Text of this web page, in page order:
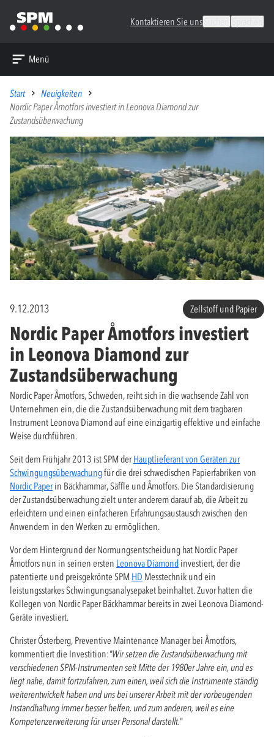
Kontaktieren Sie uns
Menü
Start
Neuigkeiten
Nordic Paper Åmotfors investiert in Leonova Diamond zur
Zustandsüberwachung
9.12.2013 Zellstoff und Papier
Nordic Paper Åmotfors investiert
in Leonova Diamond zur
Zustandsüberwachung
Nordic Paper Åmotfors, Schweden, reiht sich in die wachsende Zahl von
Unternehmen ein, die die Zustandsüberwachung mit dem tragbaren
Instrument Leonova Diamond auf eine einzigartig effektive und einfache
Weise durchführen.
Seit dem Frühjahr 2013 ist SPM derHauptlieferant von Geräten zur
Schwingungsüberwachungfür die drei schwedischen Papierfabriken von
Nordic Paperin Bäckhammar, Säffle und Åmotfors. Die Standardisierung
der Zustandsüberwachung zielt unter anderem darauf ab, die Arbeit zu
erleichtern und einen einfacheren Erfahrungsaustausch zwischen den
Anwendern in den Werken zu ermöglichen.
Vor dem Hintergrund der Normungsentscheidung hat Nordic Paper
Åmotfors nun in seinen ersten Leonova Diamond investiert, der die
patentierte und preisgekrönte SPM HD Messtechnik und ein
leistungsstarkes Schwingungsanalysepaket beinhaltet. Zuvor hatten die
Kollegen von Nordic Paper Bäckhammar bereits in zwei Leonova Diamond-
Geräte investiert.
Christer Österberg, Preventive Maintenance Manager bei Åmotfors,
kommentiert die Investition:"Wir setzen die Zustandsüberwachung mit
verschiedenen SPM-Instrumenten seit Mitte der 1980er Jahre ein, und es
liegt nahe, damit fortzufahren, zum einen, weil sich die Instrumente ständig
weiterentwickelt haben und uns bei unserer Arbeit mit der vorbeugenden
Instandhaltung immer besser helfen, und zum anderen, weil es eine
Kompetenzerweiterung für unser Personal darstellt."